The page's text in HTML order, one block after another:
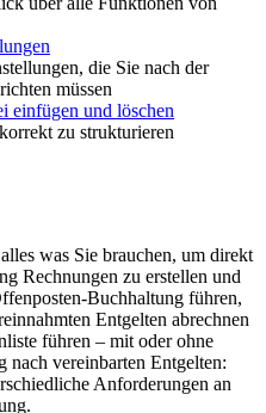
die Sie nach der
müssen
einfügen und löschen
zu strukturieren
was Sie brauchen, um direkt
Rechnungen zu erstellen und
Buchhaltung führen,
Entgelten abrechnen
führen – mit oder ohne
nach vereinbarten Entgelten:
Anforderungen an